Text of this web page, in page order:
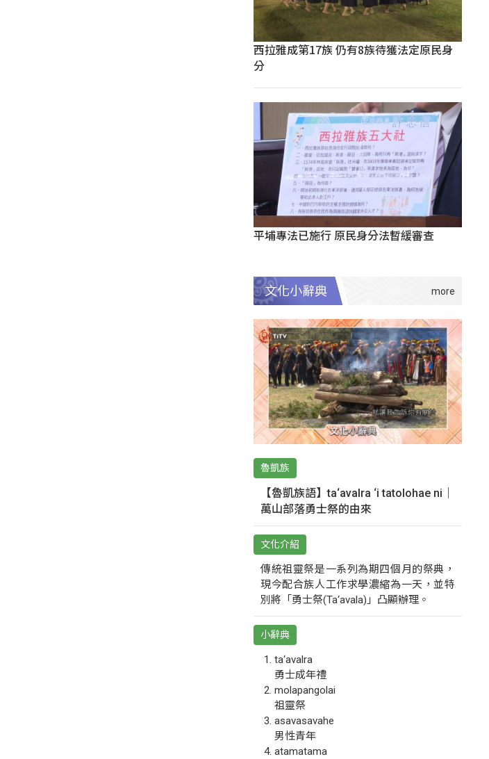
西拉雅成第17族 仍有8族待獲法定原民身
分
平埔專法已施行 原民身分法暫緩審查
文化小辭典
魯凱族
【魯凱族語】ta‘avalra ‘i tatolohae ni｜
萬山部落勇士祭的由來
文化介紹
傳統祖靈祭是一系列為期四個月的祭典，
現今配合族人工作求學濃縮為一天，並特
別將「勇士祭(Ta‘avala)」凸顯辦理。
小辭典
ta‘avalra
勇士成年禮
molapangolai
祖靈祭
asavasavahe
男性青年
atamatama